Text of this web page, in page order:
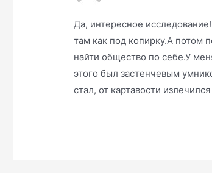
Да, интересное
там как под копирку.А потом
найти общество по себе.У
этого был застенчевым
стал, от картавости излечился